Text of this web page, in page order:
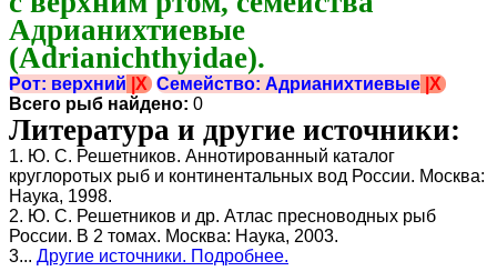
Адрианихтиевые
(Adrianichthyidae).
Рот: верхний |X Семейство: Адрианихтиевые |X
Всего рыб найдено: 0
Литература и другие источники:
1. Ю. С. Решетников. Аннотированный каталог
круглоротых рыб и континентальных вод России. Москва:
Наука, 1998.
2. Ю. С. Решетников и др. Атлас пресноводных рыб
России. В 2 томах. Москва: Наука, 2003.
3... Другие источники. Подробнее.